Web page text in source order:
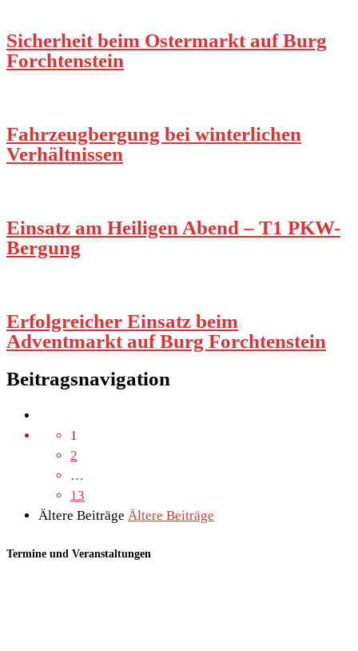
Sicherheit beim Ostermarkt auf Burg
Forchtenstein
Fahrzeugbergung bei winterlichen
Verhältnissen
Einsatz am Heiligen Abend – T1 PKW-
Bergung
Erfolgreicher Einsatz beim
Adventmarkt auf Burg Forchtenstein
Beitragsnavigation
1
2
…
13
Ältere Beiträge Ältere Beiträge
Termine und Veranstaltungen